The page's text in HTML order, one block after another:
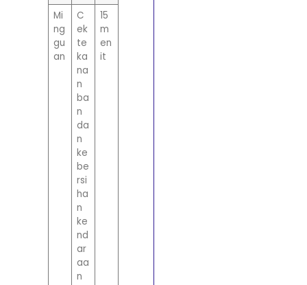
Mi
ng
gu
an
C
ek
te
ka
na
n
ba
n
da
n
ke
be
rsi
ha
n
ke
nd
ar
aa
n
15
m
en
it